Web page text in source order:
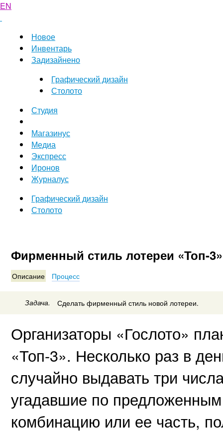
EN
Новое
Инвентарь
Задизайнено
Графический дизайн
Столото
Студия
Магазинус
Медиа
Экспресс
Иронов
Журналус
Графический дизайн
Столото
Фирменный стиль лотереи «Топ-3»
Описание Процесс
Задача. Сделать фирменный стиль новой лотереи.
Организаторы «Гослото»
«Топ-3». Несколько раз в
случайно выдавать три
угадавшие по
комбинацию или ее часть,